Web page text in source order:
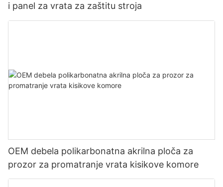
i panel za vrata za zaštitu stroja
OEM debela polikarbonatna akrilna ploča za
prozor za promatranje vrata kisikove komore